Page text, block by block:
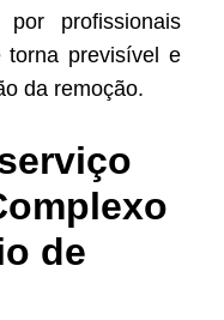
profissionais
torna previsível e
da remoção.
de